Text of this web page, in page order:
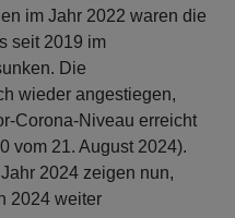
im Jahr 2022 waren die
seit 2019 im
Die
wieder angestiegen,
Corona-Niveau erreicht
vom 21. August 2024).
2024 zeigen nun,
2024 weiter